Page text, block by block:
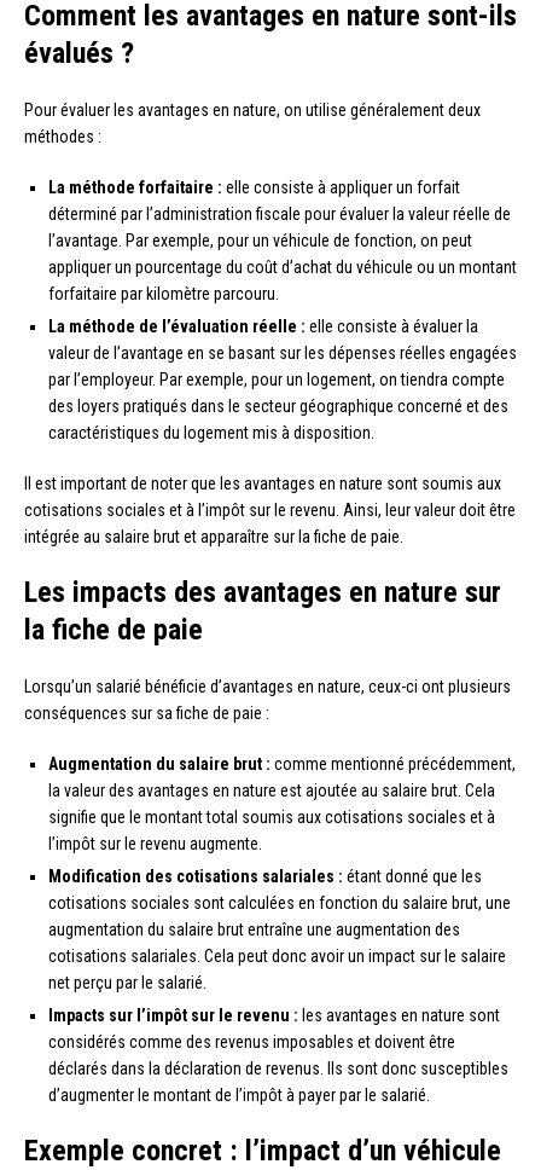
Comment les avantages en nature sont-ils
évalués ?
Pour évaluer les avantages en nature, on utilise généralement deux
méthodes :
La méthode forfaitaire : elle consiste à appliquer un forfait
déterminé par l’administration fiscale pour évaluer la valeur réelle de
l’avantage. Par exemple, pour un véhicule de fonction, on peut
appliquer un pourcentage du coût d’achat du véhicule ou un montant
forfaitaire par kilomètre parcouru.
La méthode de l’évaluation réelle : elle consiste à évaluer la
valeur de l’avantage en se basant sur les dépenses réelles engagées
par l’employeur. Par exemple, pour un logement, on tiendra compte
des loyers pratiqués dans le secteur géographique concerné et des
caractéristiques du logement mis à disposition.
Il est important de noter que les avantages en nature sont soumis aux
cotisations sociales et à l’impôt sur le revenu. Ainsi, leur valeur doit être
intégrée au salaire brut et apparaître sur la fiche de paie.
Les impacts des avantages en nature sur
la fiche de paie
Lorsqu’un salarié bénéficie d’avantages en nature, ceux-ci ont plusieurs
conséquences sur sa fiche de paie :
Augmentation du salaire brut : comme mentionné précédemment,
la valeur des avantages en nature est ajoutée au salaire brut. Cela
signifie que le montant total soumis aux cotisations sociales et à
l’impôt sur le revenu augmente.
Modification des cotisations salariales : étant donné que les
cotisations sociales sont calculées en fonction du salaire brut, une
augmentation du salaire brut entraîne une augmentation des
cotisations salariales. Cela peut donc avoir un impact sur le salaire
net perçu par le salarié.
Impacts sur l’impôt sur le revenu : les avantages en nature sont
considérés comme des revenus imposables et doivent être
déclarés dans la déclaration de revenus. Ils sont donc susceptibles
d’augmenter le montant de l’impôt à payer par le salarié.
Exemple concret : l’impact d’un véhicule